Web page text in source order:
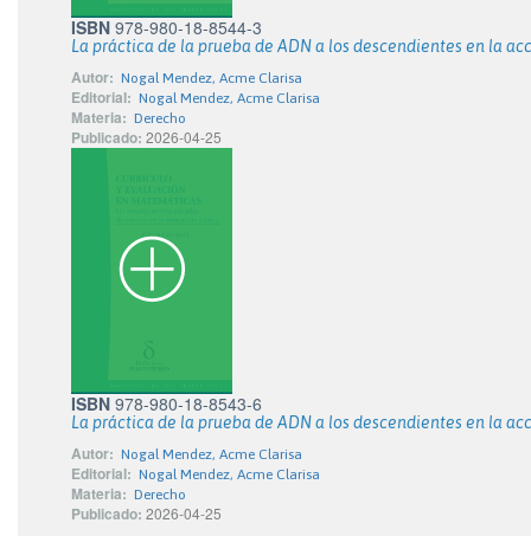
ISBN 978-980-18-8544-3
La práctica de la prueba de ADN a los descendientes en la
Autor: Nogal Mendez, Acme Clarisa
Editorial: Nogal Mendez, Acme Clarisa
Materia: Derecho
Publicado: 2026-04-25
ISBN 978-980-18-8543-6
La práctica de la prueba de ADN a los descendientes en la
Autor: Nogal Mendez, Acme Clarisa
Editorial: Nogal Mendez, Acme Clarisa
Materia: Derecho
Publicado: 2026-04-25